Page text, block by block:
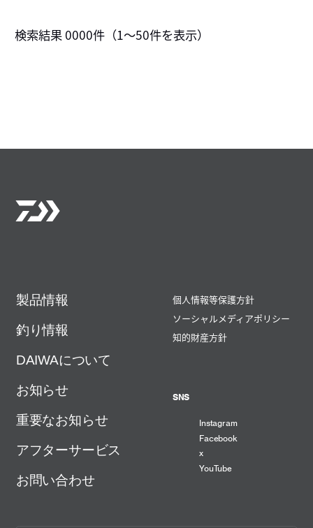
検索結果0000件（1～50件を表示）
製品情報
釣り情報
DAIWAについて
お知らせ
重要なお知らせ
アフターサービス
お問い合わせ
個人情報等保護方針
ソーシャルメディアポリシー
知的財産方針
SNS
Instagram
Facebook
x
YouTube